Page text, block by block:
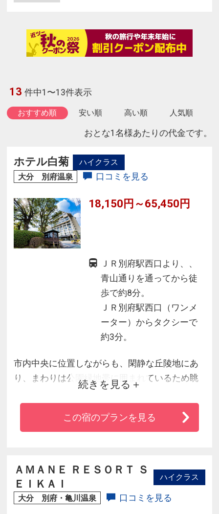
13 件中1〜13件表示
おすすめ順 安い順 高い順 人気順
おとな1名様あたりの代金です。
ホテル白菊
ハイクラス
大分 別府温泉
口コミを見る
18,150円～65,450円
ＪＲ別府駅西口より、、
青山通りを通ってから徒
歩で約8分。
ＪＲ別府駅西口（ワンメ
ーター）からタクシーで
約3分。
市内中央に位置しながらも、閑静な丘陵地にあ
り、まわりは公園緑地帯に囲まれているため眺
望満点です。温泉は、野趣豊かな露天風呂と快
適な内風呂をジョイントさせた温泉棟・楠湯
殿・菊湯殿でごゆっくりおくつろぎ下さい。お
お楽しみ頂けます。また、全室Wi-Fiを無料でご
利用いただけます。
続きを見る
この宿のプランを見る
ＡＭＡＮＥ ＲＥＳＯＲＴ Ｓ
ＥＩＫＡＩ
ハイクラス
大分 別府・亀川温泉 口コミを見る